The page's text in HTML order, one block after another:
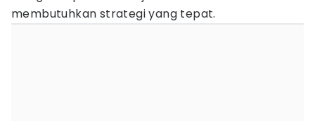
membutuhkan strategi yang tepat.